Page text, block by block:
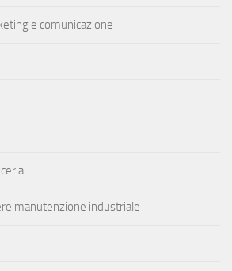
e comunicazione
manutenzione industriale